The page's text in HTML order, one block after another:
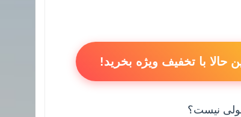
حالا با تخفیف ویژه بخرید!
نیست؟